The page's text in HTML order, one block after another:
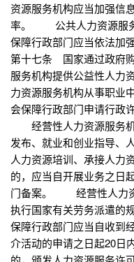
资源服务机构应当加强信
率。 公共人力资源服务
保障行政部门应当依法
第十七条 国家通过政府
服务机构提供公益性人
力资源服务机构从事职业
会保障行政部门申请行政
经营性人力资源服务机
发布、就业和创业指导、
人力资源培训、承接人力
的，应当自开展业务之日
门备案。 经营性人力资
执行国家有关劳务派遣
保障行政部门应当自收到
介活动的申请之日起20日